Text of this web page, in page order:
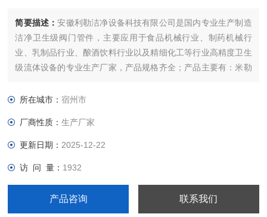
简要描述：安徽利勒洁净设备科技有限公司是国内专业生产制造
洁净卫生级阀门管件，主要应用于食品机械行业、制药机械行
业、乳制品行业、酿酒饮料行业以及精细化工等行业高精度卫生
级流体设备的专业生产厂家，产品规格齐全；产品主要有：米勒
空法兰，真空管件，真空弯头，真空三通，真空大小头，ISO法
所在城市：宿州市
厂商性质：生产厂家
更新日期： 2025-12-22
访 问 量： 1932
产品咨询 联系我们